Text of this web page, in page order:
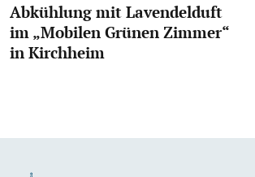
Abkühlung mit Lavendelduft
im „Mobilen Grünen Zimmer“
in Kirchheim